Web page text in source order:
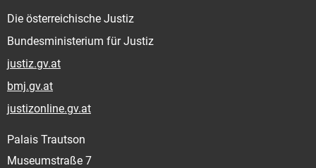
Die österreichische Justiz
Bundesministerium für Justiz
justiz.gv.at
bmj.gv.at
justizonline.gv.at
Palais Trautson
Museumstraße 7